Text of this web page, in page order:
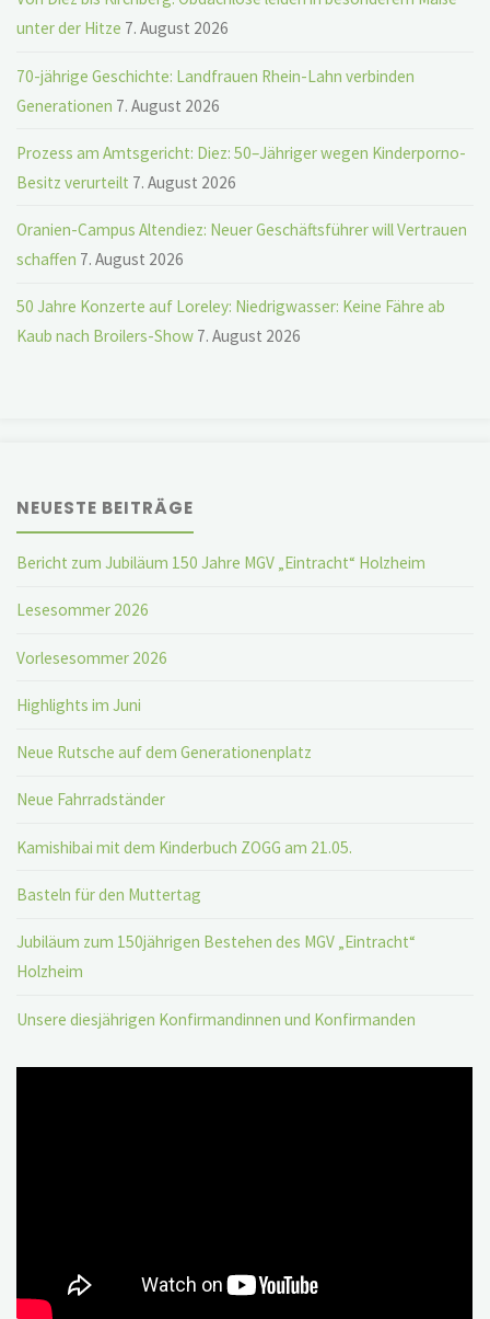
unter der Hitze 7. August 2026
70-jährige Geschichte: Landfrauen Rhein-Lahn verbinden
Generationen 7. August 2026
Prozess am Amtsgericht: Diez: 50–Jähriger wegen Kinderporno-
Besitz verurteilt 7. August 2026
Oranien-Campus Altendiez: Neuer Geschäftsführer will Vertrauen
schaffen 7. August 2026
50 Jahre Konzerte auf Loreley: Niedrigwasser: Keine Fähre ab
Kaub nach Broilers-Show 7. August 2026
NEUESTE BEITRÄGE
Bericht zum Jubiläum 150 Jahre MGV „Eintracht“ Holzheim
Lesesommer 2026
Vorlesesommer 2026
Highlights im Juni
Neue Rutsche auf dem Generationenplatz
Neue Fahrradständer
Kamishibai mit dem Kinderbuch ZOGG am 21.05.
Basteln für den Muttertag
Jubiläum zum 150jährigen Bestehen des MGV „Eintracht“
Holzheim
Unsere diesjährigen Konfirmandinnen und Konfirmanden